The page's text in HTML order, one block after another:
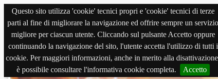
Questo sito utilizza 'cookie' tecnici propri e 'cookie' tecnici di terze
parti al fine di migliorare la navigazione ed offrire sempre un servizio
migliore per ciascun utente. Cliccando sul pulsante Accetto oppure
continuando la navigazione del sito, l'utente accetta l'utilizzo di tutti i
cookie. Per maggiori informazioni, anche in merito alla
è possibile consultare l'informativa cookie completa.
Accetto
magnabene.com